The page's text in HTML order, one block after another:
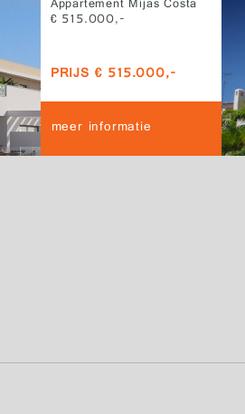
Appartement Mijas Costa
€ 515.000,-
PRIJS € 515.000,-
meer informatie